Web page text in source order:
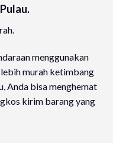
menggunakan
murah ketimbang
Anda bisa menghemat
kirim barang yang